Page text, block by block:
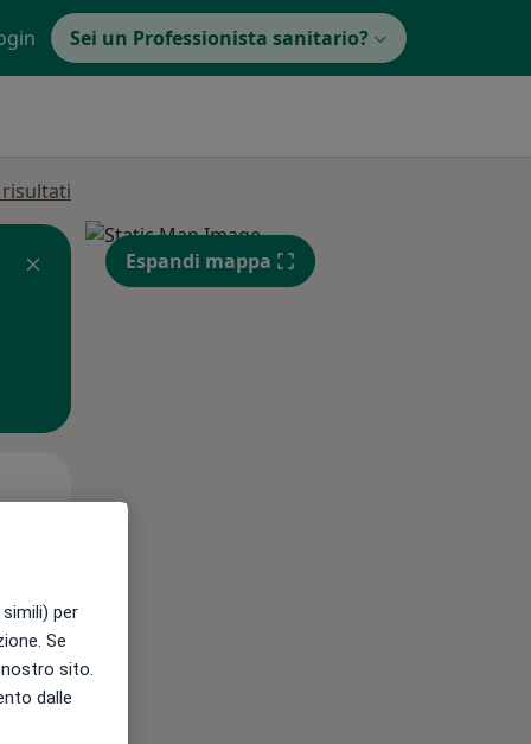
Sei un Professionista sanitario?
Espandi mappa
per
Se
sito.
dalle